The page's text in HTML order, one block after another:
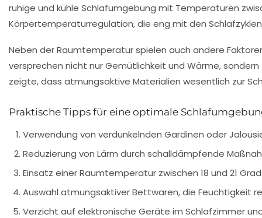
ruhige und kühle Schlafumgebung mit Temperaturen
Körpertemperaturregulation, die eng mit den
Neben der Raumtemperatur spielen auch andere
versprechen nicht nur Gemütlichkeit und Wärme,
zeigte, dass atmungsaktive Materialien wesentlich zur
Praktische Tipps für eine optimale
Verwendung von verdunkelnden Gardinen oder
Reduzierung von Lärm durch schalldämpfende
Einsatz einer Raumtemperatur zwischen 18 und 21
Auswahl atmungsaktiver Bettwaren, die Feuchtigkeit
Verzicht auf elektronische Geräte im Schlafzimmer